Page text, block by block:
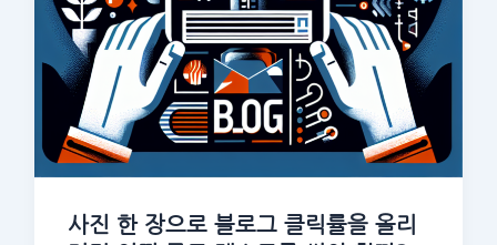
사진 한 장으로 블로그 클릭률을 올리